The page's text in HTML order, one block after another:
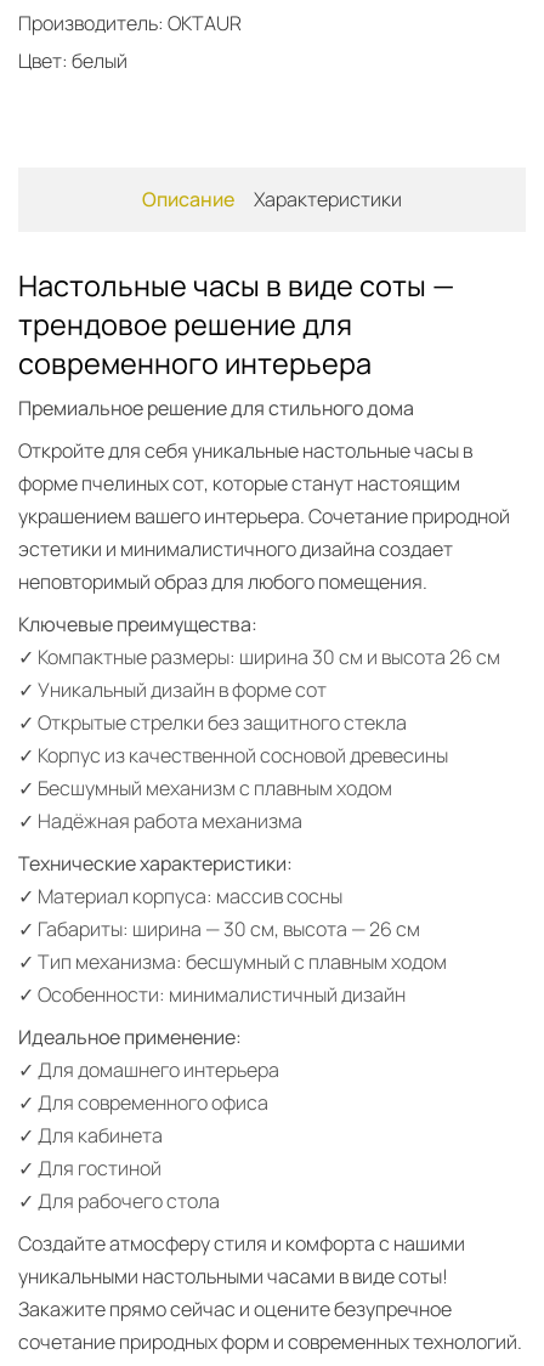
Производитель: OKTAUR
Цвет: белый
Описание Характеристики
Настольные часы в виде соты —
трендовое решение для
современного интерьера
Премиальное решение для стильного дома
Откройте для себя уникальные настольные часы в
форме пчелиных сот, которые станут настоящим
украшением вашего интерьера. Сочетание природной
эстетики и минималистичного дизайна создает
неповторимый образ для любого помещения.
Ключевые преимущества:
✓ Компактные размеры: ширина 30 см и высота 26 см
✓ Уникальный дизайн в форме сот
✓ Открытые стрелки без защитного стекла
✓ Корпус из качественной сосновой древесины
✓ Бесшумный механизм с плавным ходом
✓ Надёжная работа механизма
Технические характеристики:
✓ Материал корпуса: массив сосны
✓ Габариты: ширина — 30 см, высота — 26 см
✓ Тип механизма: бесшумный с плавным ходом
✓ Особенности: минималистичный дизайн
Идеальное применение:
✓ Для домашнего интерьера
✓ Для современного офиса
✓ Для кабинета
✓ Для гостиной
✓ Для рабочего стола
Создайте атмосферу стиля и комфорта с нашими
уникальными настольными часами в виде соты!
Закажите прямо сейчас и оцените безупречное
сочетание природных форм и современных технологий.